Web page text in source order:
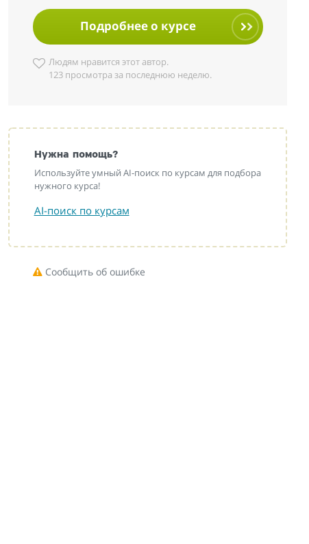
Подробнее о курсе
Людям нравится этот автор.
123 просмотра за последнюю неделю.
Нужна помощь?
Используйте умный AI-поиск по курсам для подбора
нужного курса!
AI-поиск по курсам
Сообщить об ошибке